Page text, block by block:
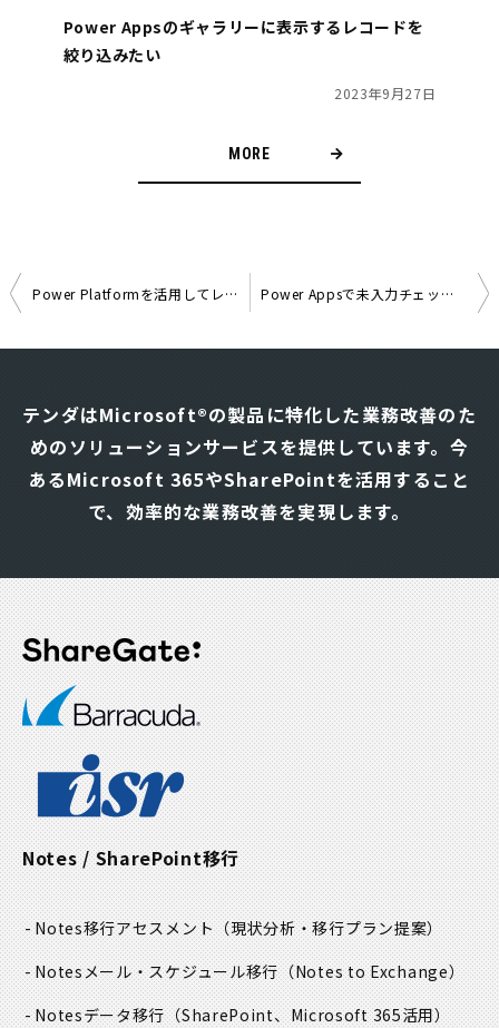
Power Appsのギャラリーに表示するレコードを
絞り込みたい
2023年9月27日
MORE
投
ナ
ビ
ゲ
ー
Power Platformを活用してレポート業務を標準化＆自動化 Power Appsで未入力チェック機能を実装する方法
テンダはMicrosoft®の製品に特化した業務改善のた
めのソリューションサービスを提供しています。 今
あるMicrosoft 365やSharePointを活用すること
で、効率的な業務改善を実現します。
Notes / SharePoint移行
Notes移行アセスメント（現状分析・移行プラン提案）
Notesメール・スケジュール移行（Notes to Exchange）
Notesデータ移行（SharePoint、Microsoft 365活用）